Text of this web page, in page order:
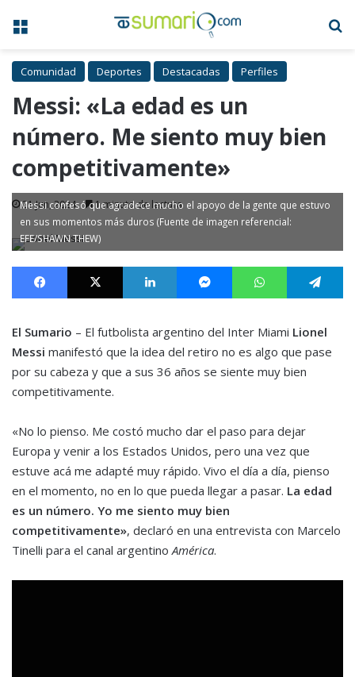
Menú
Comunidad Deportes Destacadas Perfiles
Messi: «La edad es un
número. Me siento muy bien
competitivamente»
21 Jun, 2024 1 minuto de lectura
Messi confesó que agradece mucho el apoyo de la gente que estuvo
en sus momentos más duros (Fuente de imagen referencial:
EFE/SHAWN THEW)
Facebook X LinkedIn MessengerWhatsApp
El Sumario – El futbolista argentino del Inter Miami Lionel
Messi manifestó que la idea del retiro no es algo que pase
por su cabeza y que a sus 36 años se siente muy bien
competitivamente.
«No lo pienso. Me costó mucho dar el paso para dejar
Europa y venir a los Estados Unidos, pero una vez que
estuve acá me adapté muy rápido. Vivo el día a día, pienso
en el momento, no en lo que pueda llegar a pasar. La edad
es un número. Yo me siento muy bien
competitivamente», declaró en una entrevista con Marcelo
Tinelli para el canal argentinoAmérica.